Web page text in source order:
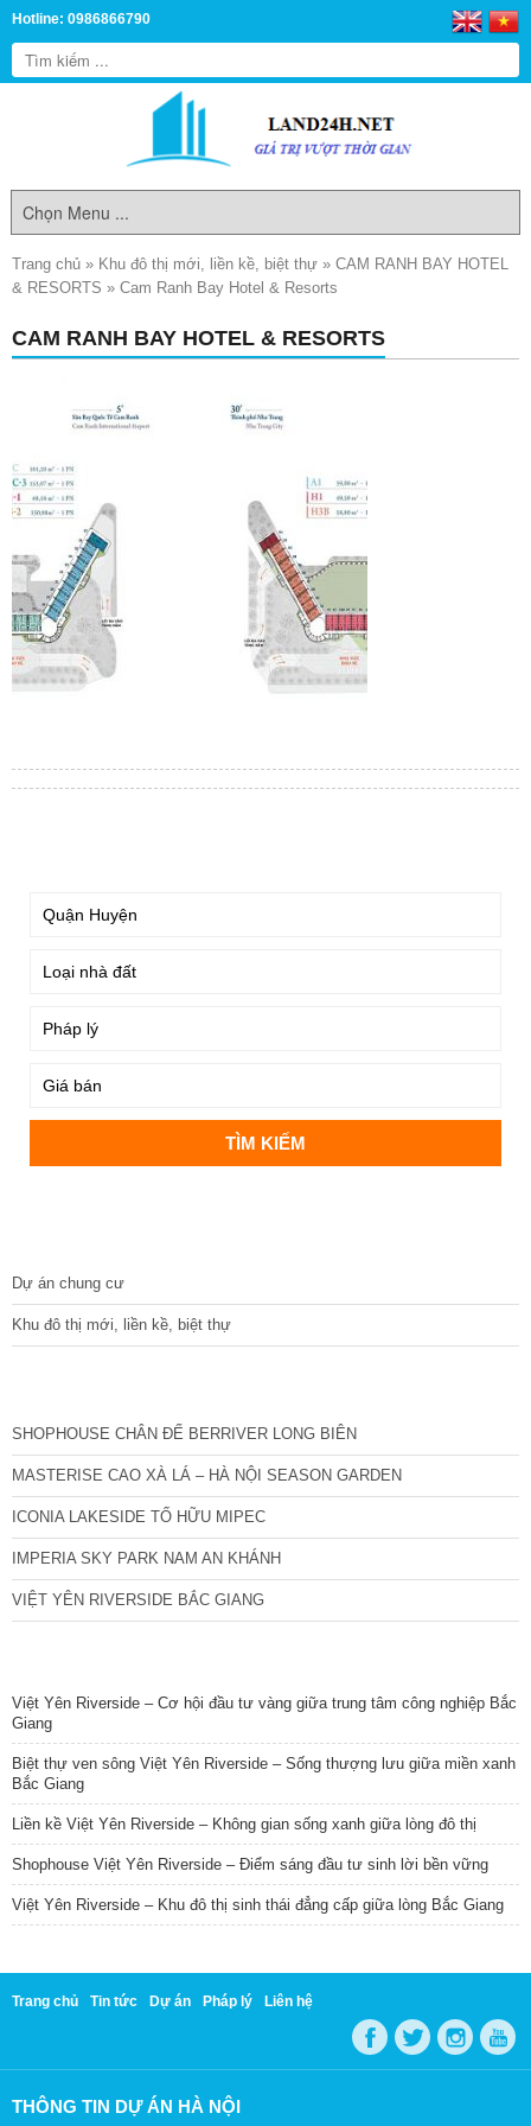
Hotline: 0986866790
Trang chủ » Khu đô thị mới, liền kề, biệt thự » CAM RANH BAY HOTEL
& RESORTS » Cam Ranh Bay Hotel & Resorts
CAM RANH BAY HOTEL & RESORTS
Dự án chung cư
Khu đô thị mới, liền kề, biệt thự
SHOPHOUSE CHÂN ĐẾ BERRIVER LONG BIÊN
MASTERISE CAO XÀ LÁ – HÀ NỘI SEASON GARDEN
ICONIA LAKESIDE TỐ HỮU MIPEC
IMPERIA SKY PARK NAM AN KHÁNH
VIỆT YÊN RIVERSIDE BẮC GIANG
Việt Yên Riverside – Cơ hội đầu tư vàng giữa trung tâm công nghiệp Bắc
Giang
Biệt thự ven sông Việt Yên Riverside – Sống thượng lưu giữa miền xanh
Bắc Giang
Liền kề Việt Yên Riverside – Không gian sống xanh giữa lòng đô thị
Shophouse Việt Yên Riverside – Điểm sáng đầu tư sinh lời bền vững
Việt Yên Riverside – Khu đô thị sinh thái đẳng cấp giữa lòng Bắc Giang
Trang chủ Tin tức Dự án Pháp lý Liên hệ
THÔNG TIN DỰ ÁN HÀ NỘI